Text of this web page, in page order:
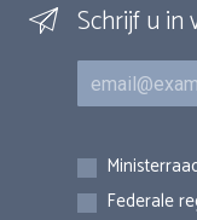
Schrijf u in
E-mail
Inschrijvingen
Federale